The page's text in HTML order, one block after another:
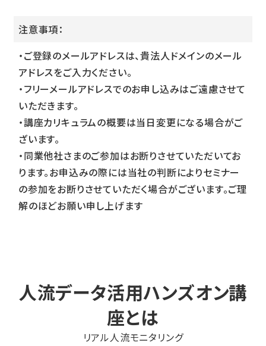
注意事項：
・ご登録のメールアドレスは、貴法人ドメインのメール
アドレスをご入力ください。
・フリーメールアドレスでのお申し込みはご遠慮させて
いただきます。
・講座カリキュラムの概要は当日変更になる場合がご
ざいます。
・同業他社さまのご参加はお断りさせていただいてお
ります。お申込みの際には当社の判断によりセミナー
の参加をお断りさせていただく場合がございます。ご理
解のほどお願い申し上げます
人流データ活用ハンズオン講
座とは
リアル人流モニタリング